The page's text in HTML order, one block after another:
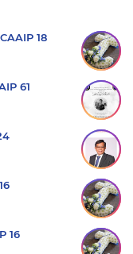
18
61
16